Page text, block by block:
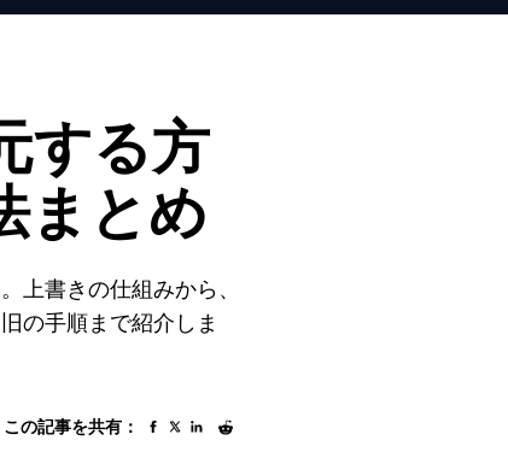
する方
まとめ
上書きの仕組みから、
の手順まで紹介しま
この記事を共有：